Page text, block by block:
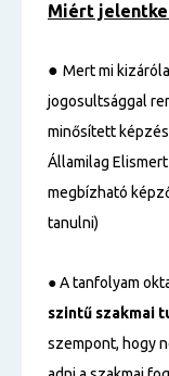
Miért
● Mert mi
jogosultsággal
minősített
Államilag
megbízható
tanulni)
● A tanfolyam
szintű szakmai
szempont, hogy